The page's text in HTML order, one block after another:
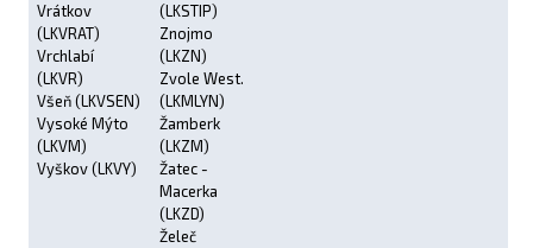
Vrátkov
(LKVRAT)
Vrchlabí
(LKVR)
Všeň (LKVSEN)
Vysoké Mýto
(LKVM)
Vyškov (LKVY)
(LKSTIP)
Znojmo
(LKZN)
Zvole West.
(LKMLYN)
Žamberk
(LKZM)
Žatec -
Macerka
(LKZD)
Želeč